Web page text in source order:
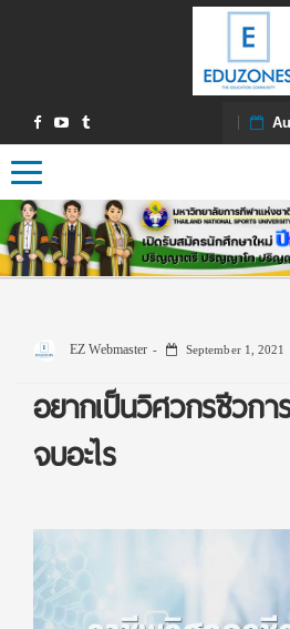
Toggle navigation
EZ Webmaster September 1, 2021
อยากเป็นวิศวกรชีวก
จบอะไร